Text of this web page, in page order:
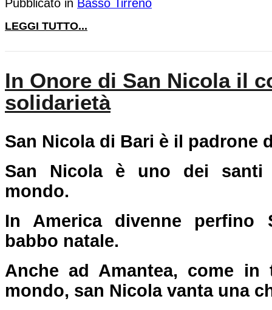
Pubblicato in Basso Tirreno
LEGGI TUTTO...
In Onore di San Nicola il
solidarietà
San Nicola di Bari è il padrone
San Nicola è uno dei
mondo.
In America divenne perfino
babbo natale.
Anche ad Amantea, come
mondo, san Nicola vanta una